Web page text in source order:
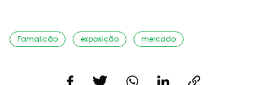
Famalicão exposição mercado